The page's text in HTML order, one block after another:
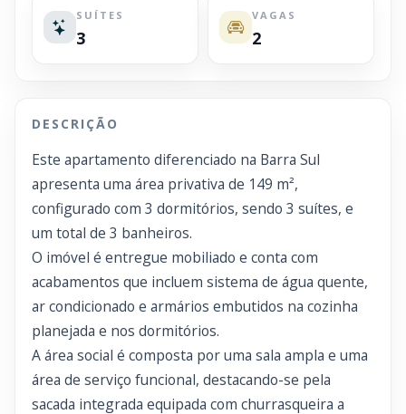
SUÍTES
3
VAGAS
2
DESCRIÇÃO
Este apartamento diferenciado na Barra Sul
apresenta uma área privativa de 149 m²,
configurado com 3 dormitórios, sendo 3 suítes, e
um total de 3 banheiros.
O imóvel é entregue mobiliado e conta com
acabamentos que incluem sistema de água quente,
ar condicionado e armários embutidos na cozinha
planejada e nos dormitórios.
A área social é composta por uma sala ampla e uma
área de serviço funcional, destacando-se pela
sacada integrada equipada com churrasqueira a